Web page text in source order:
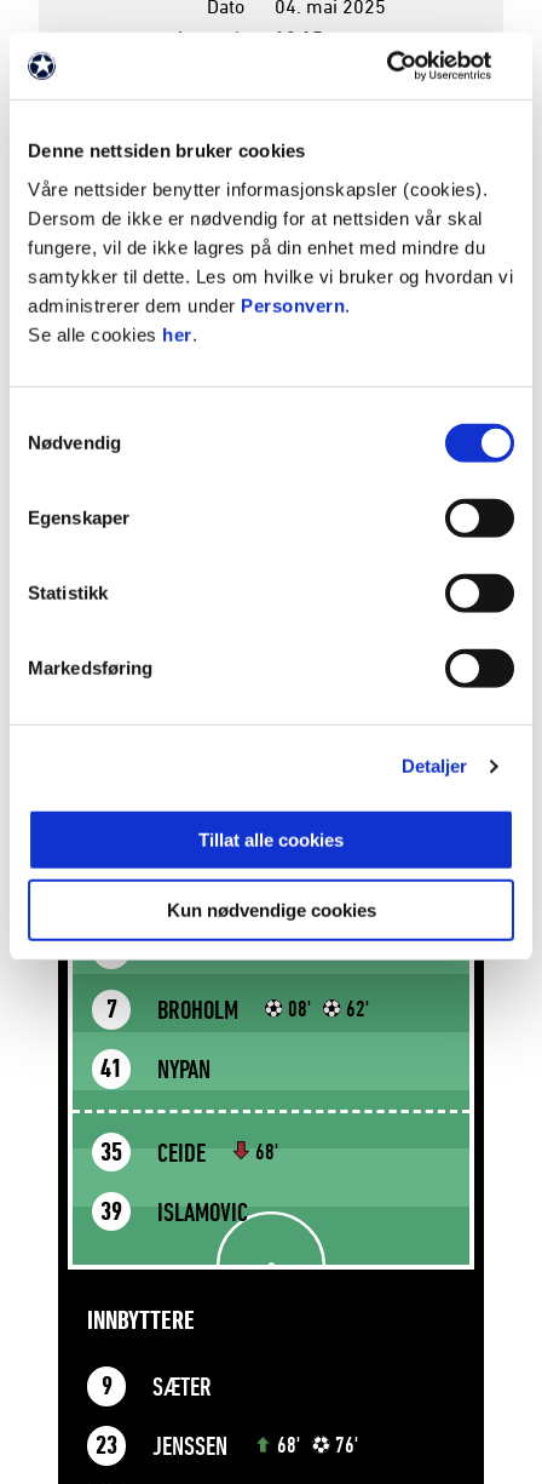
Denne nettsiden bruker cookies
Våre nettsider benytter informasjonskapsler (cookies).
Dersom de ikke er nødvendig for at nettsiden vår skal
fungere, vil de ikke lagres på din enhet med mindre du
samtykker til dette. Les om hvilke vi bruker og hvordan vi
administrerer dem under Personvern.
Se alle cookies her.
Nødvendig
Egenskaper
Statistikk
Markedsføring
Detaljer
Tillat alle cookies
Kun nødvendige cookies
Dato
04. mai 2025
Avspark
19:15
Sluttresultat
3 - 0
K P
9 VÅLERENGA 16 20
10 FREDRIKSTAD
11 ROSENBORG
21 NEMCIK
8 FOSSUM 73'
10 SELNÆS 68'
7 BROHOLM 08' 62'
41 NYPAN
35 CEIDE 68'
39 ISLAMOVIC
INNBYTTERE
9 SÆTER
23 JENSSEN 68' 76'